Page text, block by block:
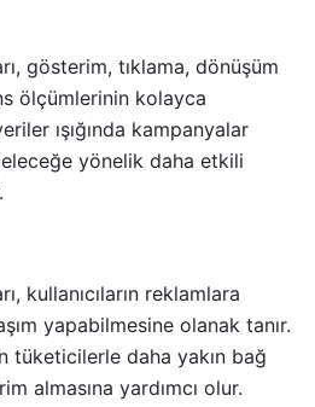
gösterim, tıklama, dönüşüm
ölçümlerinin kolayca
ışığında kampanyalar
yönelik daha etkili
kullanıcıların reklamlara
yapabilmesine olanak tanır.
tüketicilerle daha yakın bağ
almasına yardımcı olur.